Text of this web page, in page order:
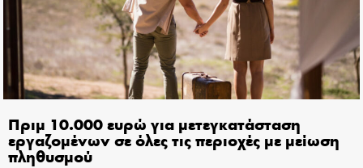
Πριμ 10.000 ευρώ για μετεγκατάσταση
εργαζομένων σε όλες τις περιοχές με μείωση
πληθυσμού